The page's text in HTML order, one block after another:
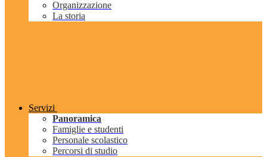
Organizzazione
La storia
Servizi
Panoramica
Famiglie e studenti
Personale scolastico
Percorsi di studio